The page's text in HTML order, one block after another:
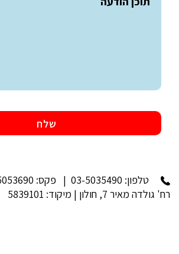
טלפון: 03-5035490
רח' גולדה מאיר 7, חולון | מיקוד: 5839101